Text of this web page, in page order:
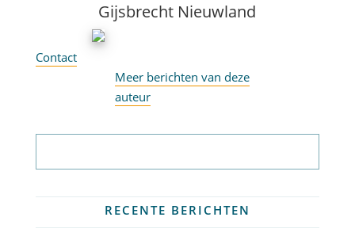
Gijsbrecht Nieuwland
Contact
Meer berichten van deze
auteur
RECENTE BERICHTEN